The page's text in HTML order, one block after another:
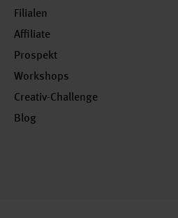
Filialen
Affiliate
Prospekt
Workshops
Creativ-Challenge
Blog